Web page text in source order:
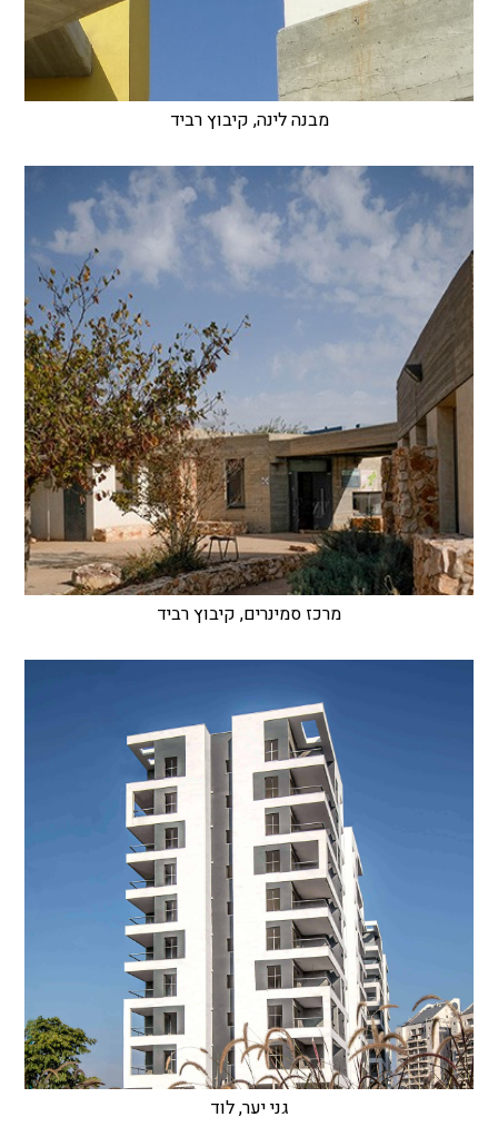
מבנה לינה, קיבוץ רביד
מרכז סמינרים, קיבוץ רביד
גני יער, לוד